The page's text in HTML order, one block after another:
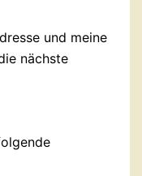
und meine
nächste